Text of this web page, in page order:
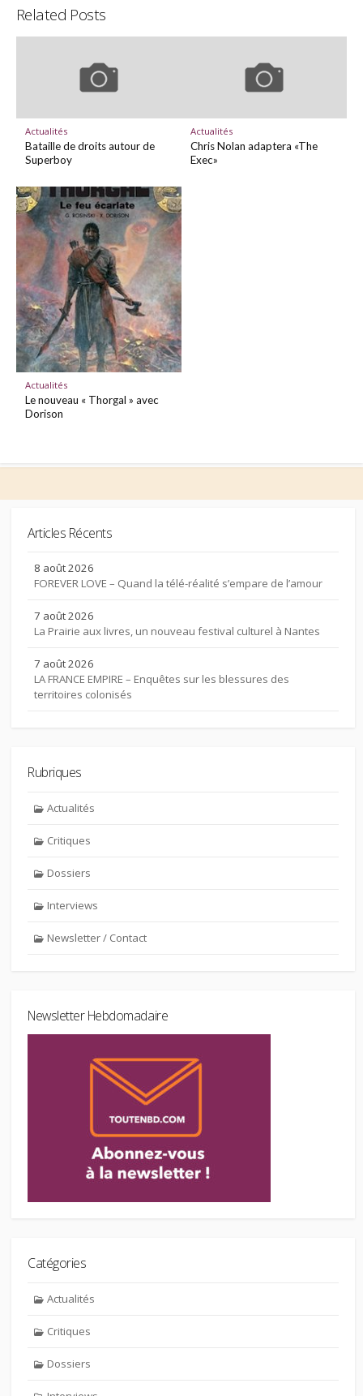
Related Posts
Actualités
Bataille de droits autour de
Superboy
Actualités
Chris Nolan adaptera «The
Exec»
Actualités
Le nouveau « Thorgal » avec
Dorison
Articles Récents
8 août 2026
FOREVER LOVE – Quand la télé-réalité s’empare de l’amour
7 août 2026
La Prairie aux livres, un nouveau festival culturel à Nantes
7 août 2026
LA FRANCE EMPIRE – Enquêtes sur les blessures des
territoires colonisés
Rubriques
Actualités
Critiques
Dossiers
Interviews
Newsletter / Contact
Newsletter Hebdomadaire
Catégories
Actualités
Critiques
Dossiers